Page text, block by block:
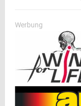
Werbung